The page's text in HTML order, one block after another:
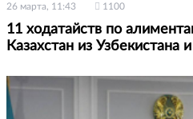
26 марта, 11:43 1100
11 ходатайств по
Казахстан из Узбекистана